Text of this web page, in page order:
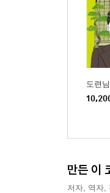
도련님
만든 이
저자, 역자,